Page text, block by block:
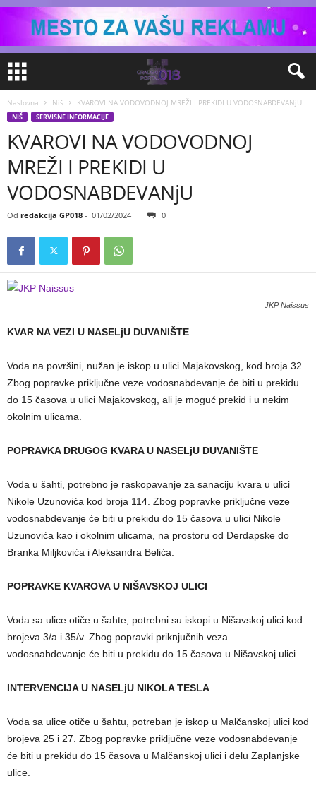
Naslovna Niš KVAROVI NA VODOVODNOJ MREŽI I PREKIDI U VODOSNABDEVANjU
NIŠ SERVISNE INFORMACIJE
KVAROVI NA VODOVODNOJ
MREŽI I PREKIDI U
VODOSNABDEVANjU
Od redakcija GP018 - 01/02/2024 0
JKP Naissus
KVAR NA VEZI U NASELjU DUVANIŠTE
Voda na površini, nužan je iskop u ulici Majakovskog, kod broja 32.
Zbog popravke priključne veze vodosnabdevanje će biti u prekidu
do 15 časova u ulici Majakovskog, ali je moguć prekid i u nekim
okolnim ulicama.
POPRAVKA DRUGOG KVARA U NASELjU DUVANIŠTE
Voda u šahti, potrebno je raskopavanje za sanaciju kvara u ulici
Nikole Uzunovića kod broja 114. Zbog popravke priključne veze
vodosnabdevanje će biti u prekidu do 15 časova u ulici Nikole
Uzunovića kao i okolnim ulicama, na prostoru od Đerdapske do
Branka Miljkovića i Aleksandra Belića.
POPRAVKE KVAROVA U NIŠAVSKOJ ULICI
Voda sa ulice otiče u šahte, potrebni su iskopi u Nišavskoj ulici kod
brojeva 3/a i 35/v. Zbog popravki priknjučnih veza
vodosnabdevanje će biti u prekidu do 15 časova u Nišavskoj ulici.
INTERVENCIJA U NASELjU NIKOLA TESLA
Voda sa ulice otiče u šahtu, potreban je iskop u Malčanskoj ulici kod
brojeva 25 i 27. Zbog popravke priključne veze vodosnabdevanje
će biti u prekidu do 15 časova u Malčanskoj ulici i delu Zaplanjske
ulice.